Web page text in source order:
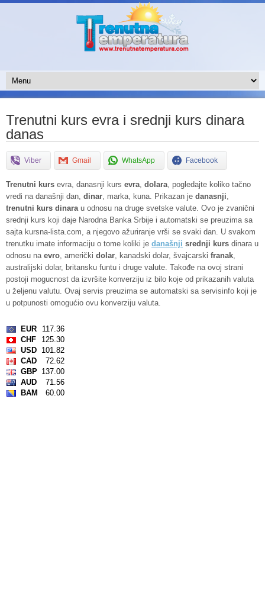
Trenutni kurs evra i srednji kurs dinara
danas
Viber Gmail WhatsApp Facebook
Trenutni kurs evra, danasnji kurs evra, dolara, pogledajte koliko tačno
vredi na današnji dan, dinar, marka, kuna. Prikazan je danasnji,
trenutni kurs dinarau odnosu na druge svetske valute. Ovo je zvanični
srednji kurs koji daje Narodna Banka Srbije i automatski se preuzima sa
sajta kursna-lista.com, a njegovo ažuriranje vrši se svaki dan. U svakom
trenutku imate informaciju o tome koliki je današnji srednji kurs dinara u
odnosu na evro, američki dolar, kanadski dolar, švajcarski franak,
australijski dolar, britansku funtu i druge valute. Takođe na ovoj strani
postoji mogucnost da izvršite konverziju iz bilo koje od prikazanih valuta
u željenu valutu. Ovaj servis preuzima se automatski sa servisinfo koji je
u potpunosti omogućio ovu konverziju valuta.